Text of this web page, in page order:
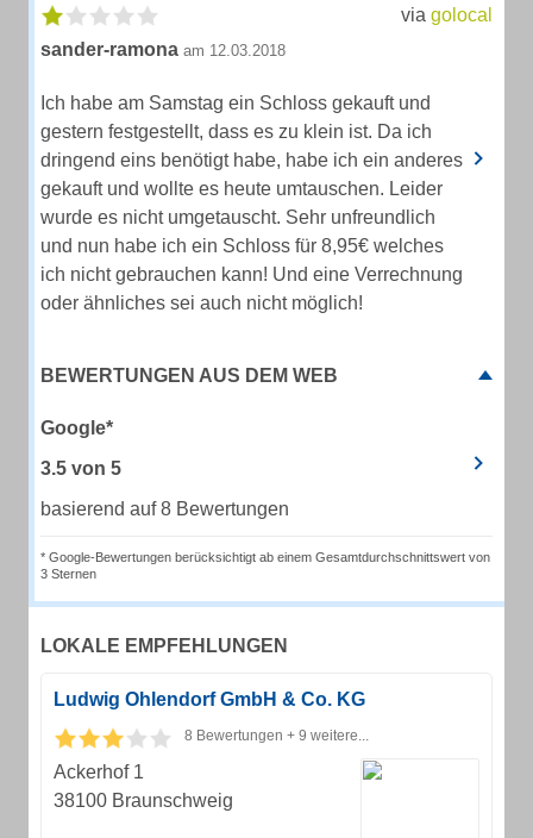
via golocal
sander-ramona am 12.03.2018
Ich habe am Samstag ein Schloss gekauft und
gestern festgestellt, dass es zu klein ist. Da ich
dringend eins benötigt habe, habe ich ein anderes
gekauft und wollte es heute umtauschen. Leider
wurde es nicht umgetauscht. Sehr unfreundlich
und nun habe ich ein Schloss für 8,95€ welches
ich nicht gebrauchen kann! Und eine Verrechnung
oder ähnliches sei auch nicht möglich!
BEWERTUNGEN AUS DEM WEB
Google*
3.5 von 5
basierend auf 8 Bewertungen
* Google-Bewertungen berücksichtigt ab einem Gesamtdurchschnittswert von
3 Sternen
LOKALE EMPFEHLUNGEN
Ludwig Ohlendorf GmbH & Co. KG
8 Bewertungen + 9 weitere...
Ackerhof 1
38100 Braunschweig